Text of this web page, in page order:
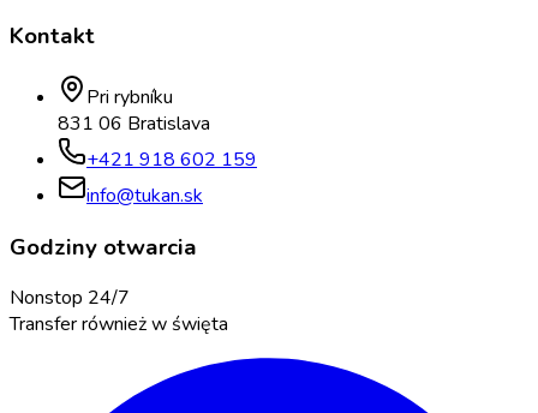
Kontakt
Pri rybníku
831 06 Bratislava
+421 918 602 159
info@tukan.sk
Godziny otwarcia
Nonstop 24/7
Transfer również w święta